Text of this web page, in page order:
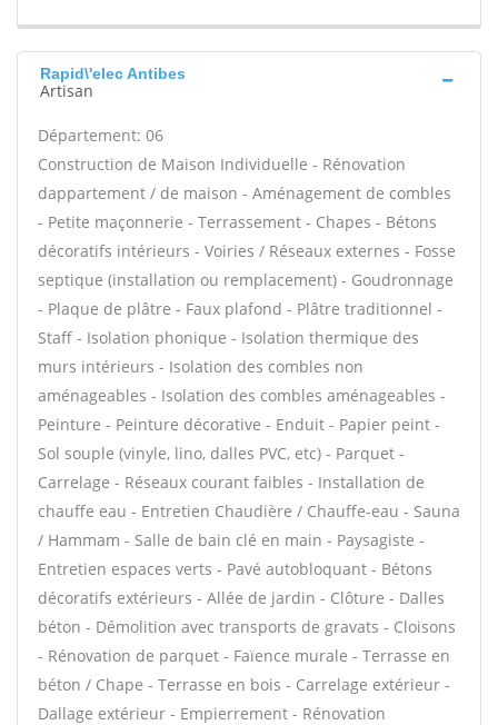
Rapid\'elec Antibes
Artisan
Département: 06
Construction de Maison Individuelle - Rénovation
dappartement / de maison - Aménagement de combles
- Petite maçonnerie - Terrassement - Chapes - Bétons
décoratifs intérieurs - Voiries / Réseaux externes - Fosse
septique (installation ou remplacement) - Goudronnage
- Plaque de plâtre - Faux plafond - Plâtre traditionnel -
Staff - Isolation phonique - Isolation thermique des
murs intérieurs - Isolation des combles non
aménageables - Isolation des combles aménageables -
Peinture - Peinture décorative - Enduit - Papier peint -
Sol souple (vinyle, lino, dalles PVC, etc) - Parquet -
Carrelage - Réseaux courant faibles - Installation de
chauffe eau - Entretien Chaudière / Chauffe-eau - Sauna
/ Hammam - Salle de bain clé en main - Paysagiste -
Entretien espaces verts - Pavé autobloquant - Bétons
décoratifs extérieurs - Allée de jardin - Clôture - Dalles
béton - Démolition avec transports de gravats - Cloisons
- Rénovation de parquet - Faïence murale - Terrasse en
béton / Chape - Terrasse en bois - Carrelage extérieur -
Dallage extérieur - Empierrement - Rénovation